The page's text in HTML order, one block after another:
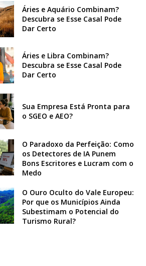
Áries e Aquário Combinam?
Descubra se Esse Casal Pode
Dar Certo
Áries e Libra Combinam?
Descubra se Esse Casal Pode
Dar Certo
Sua Empresa Está Pronta para
o SGEO e AEO?
O Paradoxo da Perfeição: Como
os Detectores de IA Punem
Bons Escritores e Lucram com o
Medo
O Ouro Oculto do Vale Europeu:
Por que os Municípios Ainda
Subestimam o Potencial do
Turismo Rural?